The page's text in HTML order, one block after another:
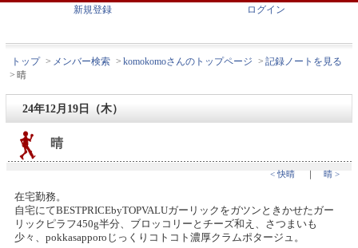
新規登録 ログイン
トップ > メンバー検索 > komokomoさんのトップページ > 記録ノートを見る
> 晴
24年12月19日（木）
晴
< 快晴 ｜ 晴 >
在宅勤務。
自宅にてBESTPRICEbyTOPVALUガーリックをガツンときかせたガー
リックピラフ450g半分、ブロッコリーとチーズ和え、さつまいも
少々、pokkasapporoじっくりコトコト濃厚クラムポタージュ。